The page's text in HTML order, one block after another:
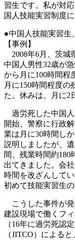
習生です。私が対
国人技能実習制度
●中国人技能実習生
【事例】
2008年6月、茨城
中国人男性32歳が
から月に100時間程
月に150時間程度
た。休みは、月に2
過労死した中国人
開始、警察に行政
業は月に30時間し
説明しましたが、
間、残業時間約180
出てきました。会
時間を改ざんして
初めて技能実習生
こうした事件が発
建設現場で働くフ
（16年に過労死認
（JITCO）による